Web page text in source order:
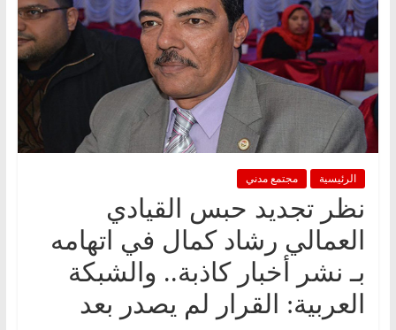
الرئيسية مجتمع مدني
نظر تجديد حبس القيادي
العمالي رشاد كمال في اتهامه
بـ نشر أخبار كاذبة.. والشبكة
العربية: القرار لم يصدر بعد